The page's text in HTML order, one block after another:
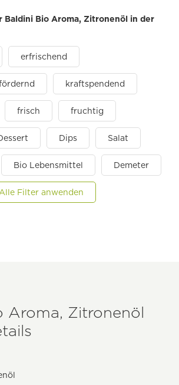
Baldini Bio Aroma, Zitronenöl in der
erfrischend
kraftspendend
frisch fruchtig
Dips Salat
Bio Lebensmittel Demeter
Filter anwenden
Aroma, Zitronenöl